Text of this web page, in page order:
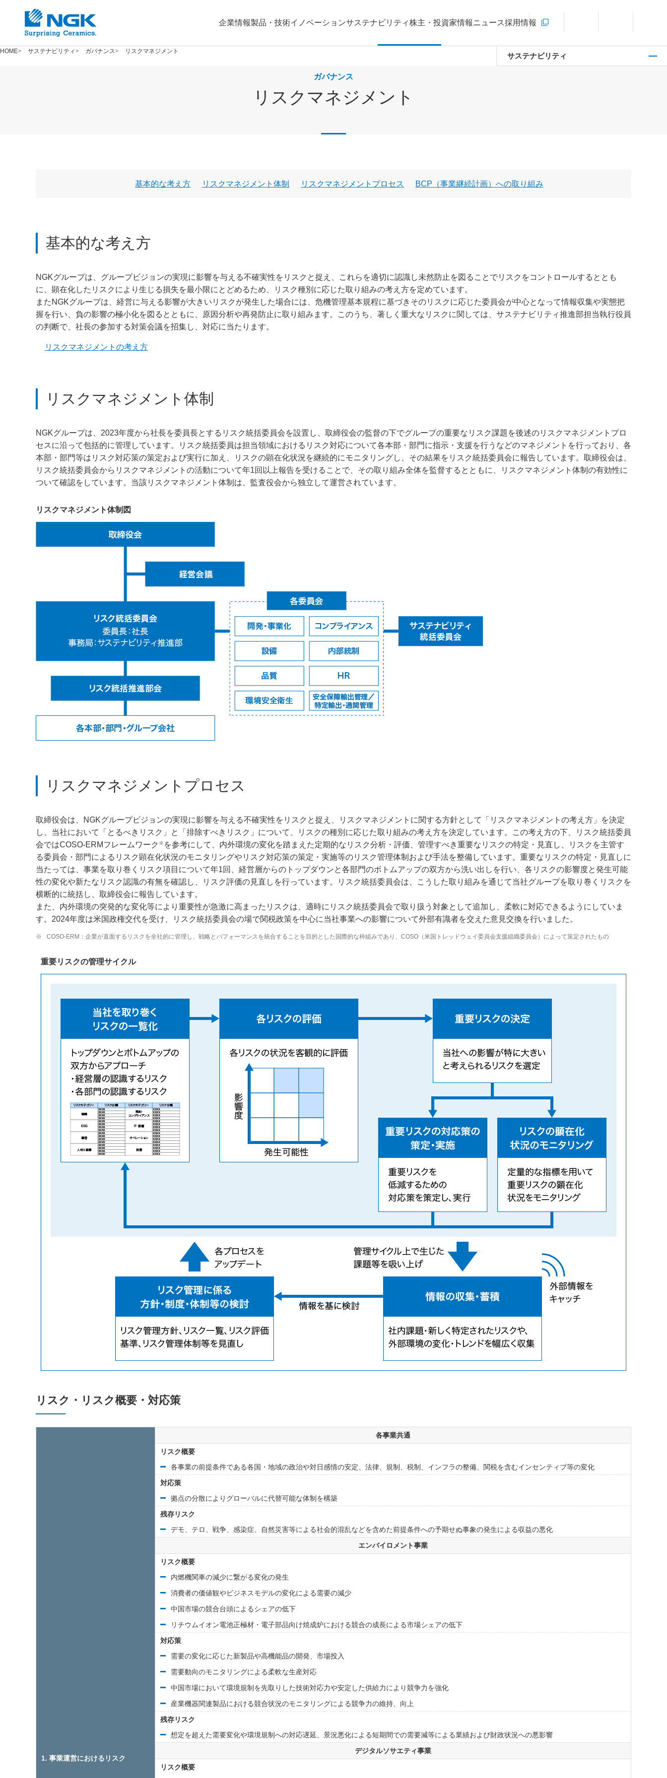
企業情報製品・技術イノベーションサステナビリティ株主・投資家情報ニュース採用情報
新規ウィンドウを開きます
言語切り替えメニューを開く
HOME サステナビリティ ガバナンス リスクマネジメント
ガバナンス
リスクマネジメント
基本的な考え方 リスクマネジメント体制 リスクマネジメントプロセス BCP（事業継続計画）への取り組み
基本的な考え方
NGKグループは、グループビジョンの実現に影響を与える不確実性をリスクと捉え、これらを適切に認識し未然防止を図ることでリスクをコントロールするととも
に、顕在化したリスクにより生じる損失を最小限にとどめるため、リスク種別に応じた取り組みの考え方を定めています。
またNGKグループは、経営に与える影響が大きいリスクが発生した場合には、危機管理基本規程に基づきそのリスクに応じた委員会が中心となって情報収集や実態把
握を行い、負の影響の極小化を図るとともに、原因分析や再発防止に取り組みます。このうち、著しく重大なリスクに関しては、サステナビリティ推進部担当執行役員
の判断で、社長の参加する対策会議を招集し、対応に当たります。
リスクマネジメントの考え方
リスクマネジメント体制
NGKグループは、2023年度から社長を委員長とするリスク統括委員会を設置し、取締役会の監督の下でグループの重要なリスク課題を後述のリスクマネジメントプロ
セスに沿って包括的に管理しています。リスク統括委員は担当領域におけるリスク対応について各本部・部門に指示・支援を行うなどのマネジメントを行っており、各
本部・部門等はリスク対応策の策定および実行に加え、リスクの顕在化状況を継続的にモニタリングし、その結果をリスク統括委員会に報告しています。取締役会は、
リスク統括委員会からリスクマネジメントの活動について年1回以上報告を受けることで、その取り組み全体を監督するとともに、リスクマネジメント体制の有効性に
ついて確認をしています。当該リスクマネジメント体制は、監査役会から独立して運営されています。
リスクマネジメント体制図
リスクマネジメントプロセス
取締役会は、NGKグループビジョンの実現に影響を与える不確実性をリスクと捉え、リスクマネジメントに関する方針として「リスクマネジメントの考え方」を決定
し、当社において「とるべきリスク」と「排除すべきリスク」について、リスクの種別に応じた取り組みの考え方を決定しています。この考え方の下、リスク統括委員
会ではCOSO-ERMフレームワーク ※ を参考にして、内外環境の変化を踏まえた定期的なリスク分析・評価、管理すべき重要なリスクの特定・見直し、リスクを主管す
る委員会・部門によるリスク顕在化状況のモニタリングやリスク対応策の策定・実施等のリスク管理体制および手法を整備しています。重要なリスクの特定・見直しに
当たっては、事業を取り巻くリスク項目について年1回、経営層からのトップダウンと各部門のボトムアップの双方から洗い出しを行い、各リスクの影響度と発生可能
性の変化や新たなリスク認識の有無を確認し、リスク評価の見直しを行っています。リスク統括委員会は、こうした取り組みを通じて当社グループを取り巻くリスクを
横断的に統括し、取締役会に報告しています。
また、内外環境の突発的な変化等により重要性が急激に高まったリスクは、適時にリスク統括委員会で取り扱う対象として追加し、柔軟に対応できるようにしていま
す。2024年度は米国政権交代を受け、リスク統括委員会の場で関税政策を中心に当社事業への影響について外部有識者を交えた意見交換を行いました。
※ COSO-ERM：企業が直面するリスクを全社的に管理し、戦略とパフォーマンスを統合することを目的とした国際的な枠組みであり、COSO（米国トレッドウェイ委員会支援組織委員会）によって策定されたもの
重要リスクの管理サイクル
リスク・リスク概要・対応策
1. 事業運営におけるリスク
各事業共通
リスク概要
各事業の前提条件である各国・地域の政治や対日感情の安定、法律、規制、税制、インフラの整備、関税を含むインセンティブ等の変化
対応策
拠点の分散によりグローバルに代替可能な体制を構築
残存リスク
デモ、テロ、戦争、感染症、自然災害等による社会的混乱などを含めた前提条件への予期せぬ事象の発生による収益の悪化
エンバイロメント事業
リスク概要
内燃機関車の減少に繋がる変化の発生
消費者の価値観やビジネスモデルの変化による需要の減少
中国市場の競合台頭によるシェアの低下
リチウムイオン電池正極材・電子部品向け焼成炉における競合の成長による市場シェアの低下
対応策
需要の変化に応じた新製品や高機能品の開発、市場投入
需要動向のモニタリングによる柔軟な生産対応
中国市場において環境規制を先取りした技術対応力や安定した供給力により競争力を強化
産業機器関連製品における競合状況のモニタリングによる競争力の維持、向上
残存リスク
想定を超えた需要変化や環境規制への対応遅延、景況悪化による短期間での需要減等による業績および財政状況への悪影響
デジタルソサエティ事業
リスク概要
サステナビリティ